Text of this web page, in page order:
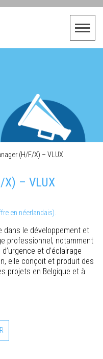
(H/F/X) – VLUX
X) – VLUX
en néerlandais).
dans le développement et
professionnel, notamment
et d’éclairage
elle conçoit et produit des
projets en Belgique et à